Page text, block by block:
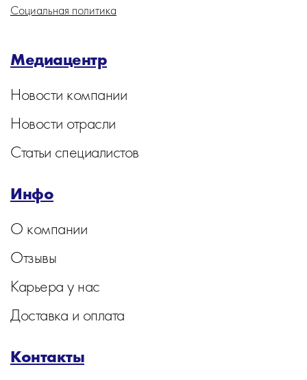
Социальная политика
Медиацентр
Новости компании
Новости отрасли
Статьи специалистов
Инфо
О компании
Отзывы
Карьера у нас
Доставка и оплата
Контакты